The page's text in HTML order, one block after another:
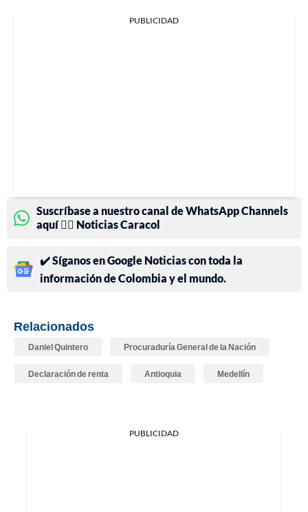
PUBLICIDAD
Suscríbase a nuestro canal de WhatsApp Channels
aquí 👉🏻 Noticias Caracol
✔️ Síganos en Google Noticias con toda la
información de Colombia y el mundo.
Relacionados
Daniel Quintero Procuraduría General de la Nación
Declaración de renta Antioquia Medellín
PUBLICIDAD